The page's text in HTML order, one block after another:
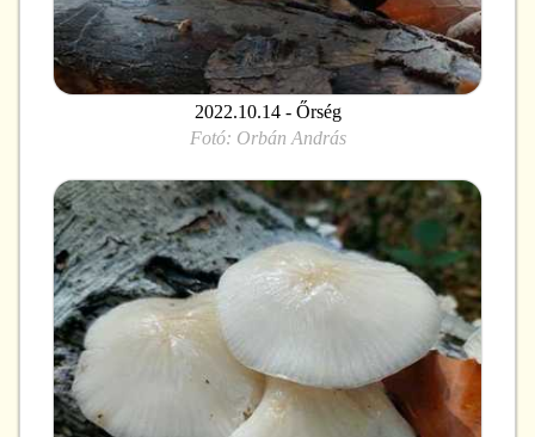
2022.10.14 - Őrség
Fotó: Orbán András